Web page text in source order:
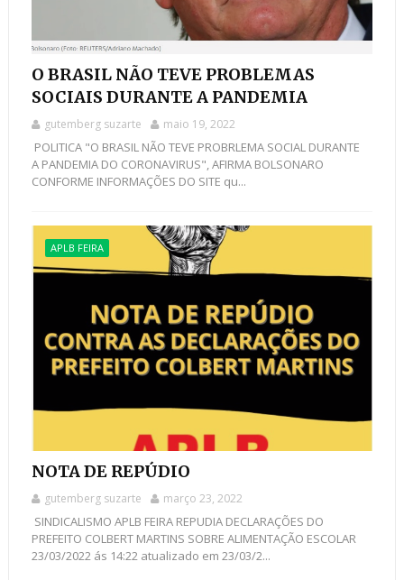
O BRASIL NÃO TEVE PROBLEMAS
SOCIAIS DURANTE A PANDEMIA
gutemberg suzarte maio 19, 2022
POLITICA "O BRASIL NÃO TEVE PROBRLEMA SOCIAL DURANTE
A PANDEMIA DO CORONAVIRUS", AFIRMA BOLSONARO
CONFORME INFORMAÇÕES DO SITE qu...
APLB FEIRA
NOTA DE REPÚDIO
gutemberg suzarte março 23, 2022
SINDICALISMO APLB FEIRA REPUDIA DECLARAÇÕES DO
PREFEITO COLBERT MARTINS SOBRE ALIMENTAÇÃO ESCOLAR
23/03/2022 ás 14:22 atualizado em 23/03/2...